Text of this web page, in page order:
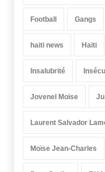
Football Gangs
haiti news Haïti
Insalubrité
Jovenel Moïse
Laurent Salvador
Moïse Jean-Charles